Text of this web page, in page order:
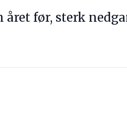
året før, sterk